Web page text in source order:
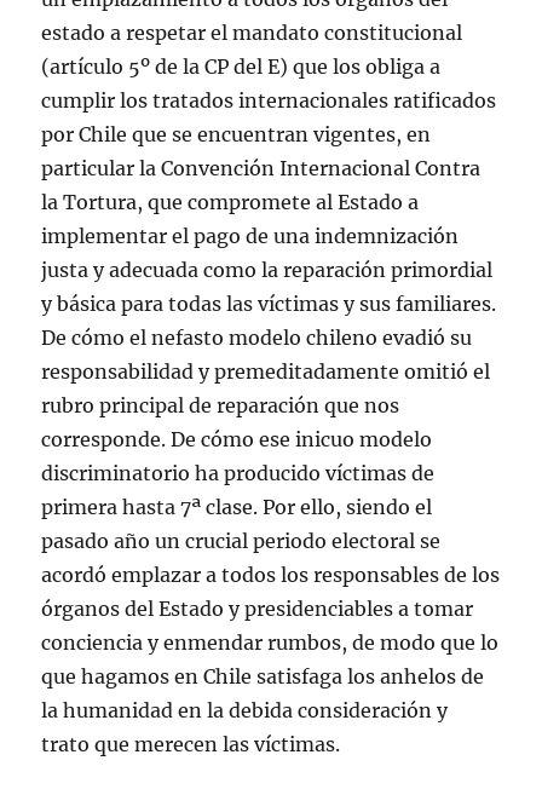
estado a respetar el mandato constitucional
(artículo 5º de la CP del E) que los obliga a
cumplir los tratados internacionales ratificados
por Chile que se encuentran vigentes, en
particular la Convención Internacional Contra
la Tortura, que compromete al Estado a
implementar el pago de una indemnización
justa y adecuada como la reparación primordial
y básica para todas las víctimas y sus familiares.
De cómo el nefasto modelo chileno evadió su
responsabilidad y premeditadamente omitió el
rubro principal de reparación que nos
corresponde. De cómo ese inicuo modelo
discriminatorio ha producido víctimas de
primera hasta 7ª clase. Por ello, siendo el
pasado año un crucial periodo electoral se
acordó emplazar a todos los responsables de los
órganos del Estado y presidenciables a tomar
conciencia y enmendar rumbos, de modo que lo
que hagamos en Chile satisfaga los anhelos de
la humanidad en la debida consideración y
trato que merecen las víctimas.